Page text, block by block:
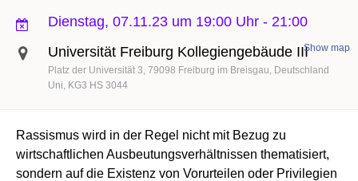
Dienstag, 07.11.23 um 19:00 Uhr - 21:00
Universität Freiburg Kollegiengebäude III
Platz der Universität 3 79098 Freiburg im Breisgau Deutschland
Show map
Uni, KG3 HS 3044
Rassismus wird in der Regel nicht mit Bezug zu
wirtschaftlichen Ausbeutungsverhältnissen thematisiert,
sondern auf die Existenz von Vorurteilen oder Privilegien